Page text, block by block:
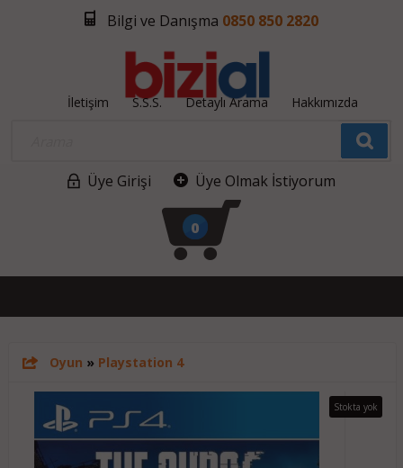
Bilgi ve Danışma 0850 850 2820
İletişim S.S.S. Detaylı Arama Hakkımızda
Üye Girişi Üye Olmak İstiyorum
0
Oyun » Playstation 4
Stokta yok